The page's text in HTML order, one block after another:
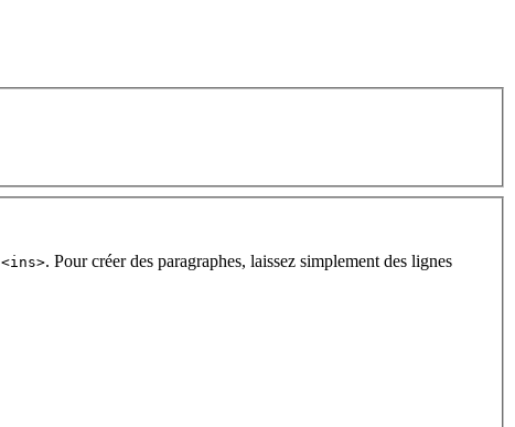
<ins>. Pour créer des paragraphes, laissez simplement des lignes